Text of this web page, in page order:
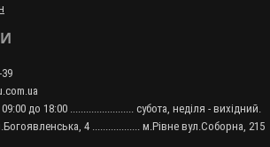
до 18:00 ........................ субота, неділя - вихідний.
4 .................. м.Рівне вул.Соборна, 215